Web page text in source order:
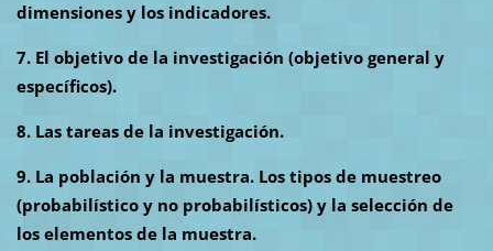
dimensiones y los indicadores.
7. El objetivo de la investigación (objetivo general y
específicos).
8. Las tareas de la investigación.
9. La población y la muestra. Los tipos de muestreo
(probabilístico y no probabilísticos) y la selección de
los elementos de la muestra.